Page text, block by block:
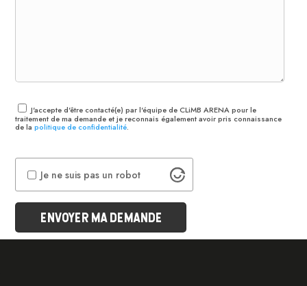
J'accepte d'être contacté(e) par l'équipe de CLiMB ARENA pour le
traitement de ma demande et je reconnais également avoir pris connaissance
de lapolitique de confidentialité.
Je ne suis pas un robot